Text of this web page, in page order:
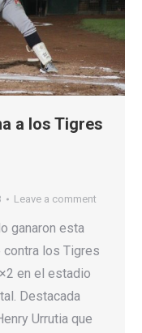
a los Tigres
Leave a comment
ganaron esta
los Tigres
en el estadio
Destacada
Urrutia que